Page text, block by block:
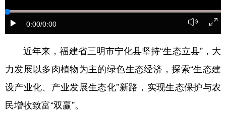
0:00/0:00
近年来，福建省三明市宁化县坚持“生态立县”，大
力发展以多肉植物为主的绿色生态经济，探索“生态建
设产业化、产业发展生态化”新路，实现生态保护与农
民增收致富“双赢”。